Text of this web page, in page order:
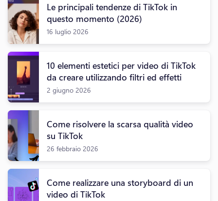
Accedi
Provalo gratuitamente
Le principali tendenze di TikTok in
questo momento (2026)
16 luglio 2026
10 elementi estetici per video di TikTok
da creare utilizzando filtri ed effetti
2 giugno 2026
Come risolvere la scarsa qualità video
su TikTok
26 febbraio 2026
Come realizzare una storyboard di un
video di TikTok